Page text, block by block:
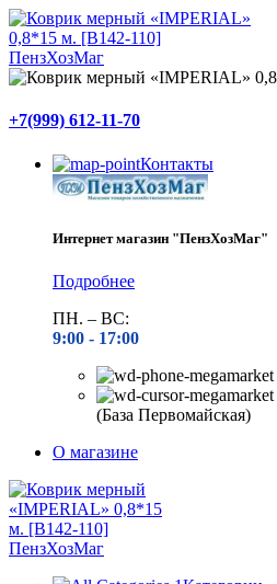
+7(999) 612-11-70
Контакты
Интернет магазин "ПензХозМаг"
Подробнее
ПН. – ВС:
9:00 - 17:00
(База Первомайская)
О магазине